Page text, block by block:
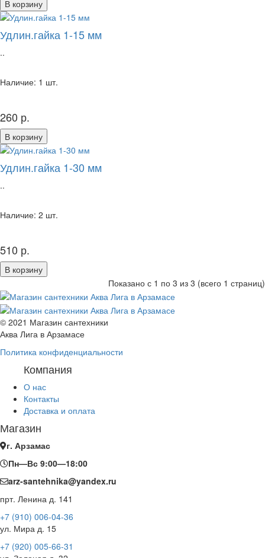
В корзину
Удлин.гайка 1-15 мм
..
Наличие: 1 шт.
260 р.
В корзину
Удлин.гайка 1-30 мм
..
Наличие: 2 шт.
510 р.
В корзину
Показано с 1 по 3 из 3 (всего 1 страниц)
© 2021 Магазин сантехники
Аква Лига в Арзамасе
Политика конфиденциальности
Компания
О нас
Контакты
Доставка и оплата
Магазин
г. Арзамас
Пн—Вс 9:00—18:00
arz-santehnika@yandex.ru
прт. Ленина д. 141
+7 (910) 006-04-36
ул. Мира д. 15
+7 (920) 005-66-31